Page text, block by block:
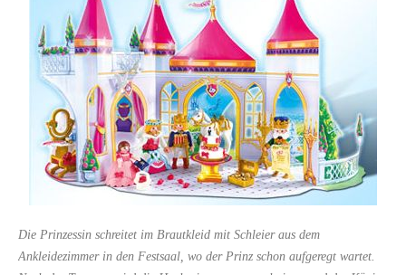
Die Prinzessin schreitet im Brautkleid mit Schleier aus dem
Ankleidezimmer in den Festsaal, wo der Prinz schon aufgeregt wartet.